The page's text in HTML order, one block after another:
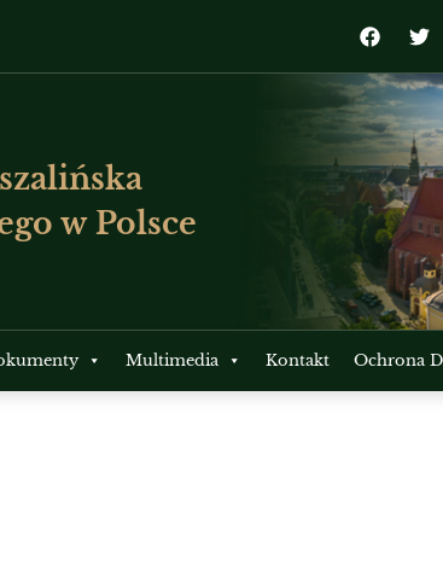
w Polsce
Multimedia Kontakt Ochrona